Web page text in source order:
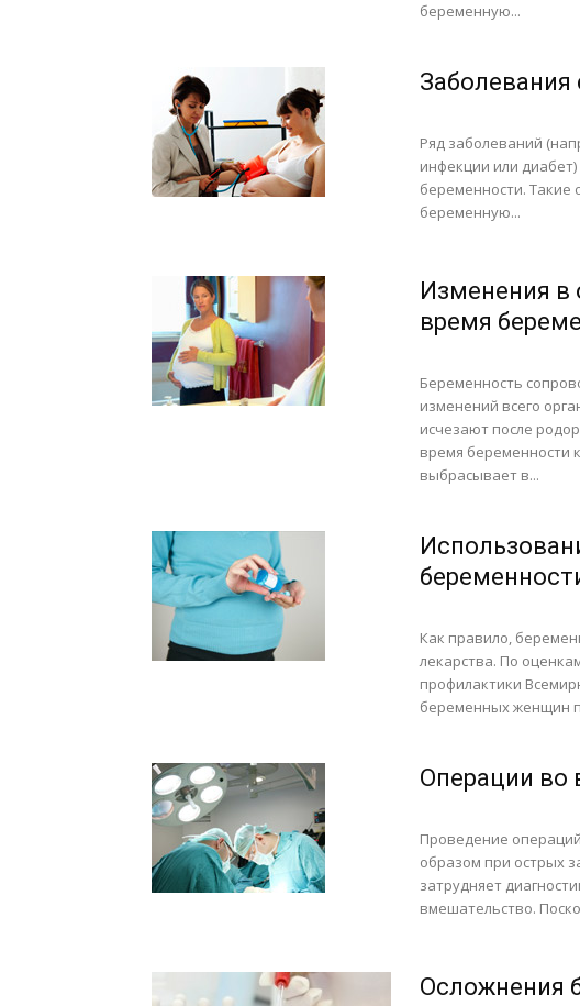
беременную...
Заболевания
Ряд заболеваний
инфекции или
беременности. Такие
беременную...
Изменения
время
Беременность
изменений всего
исчезают после
время беременности
выбрасывает в...
Как правило,
лекарства. По
профилактики
беременных женщин
Операции во
Проведение
образом при острых
затрудняет
вмешательство.
Осложнения